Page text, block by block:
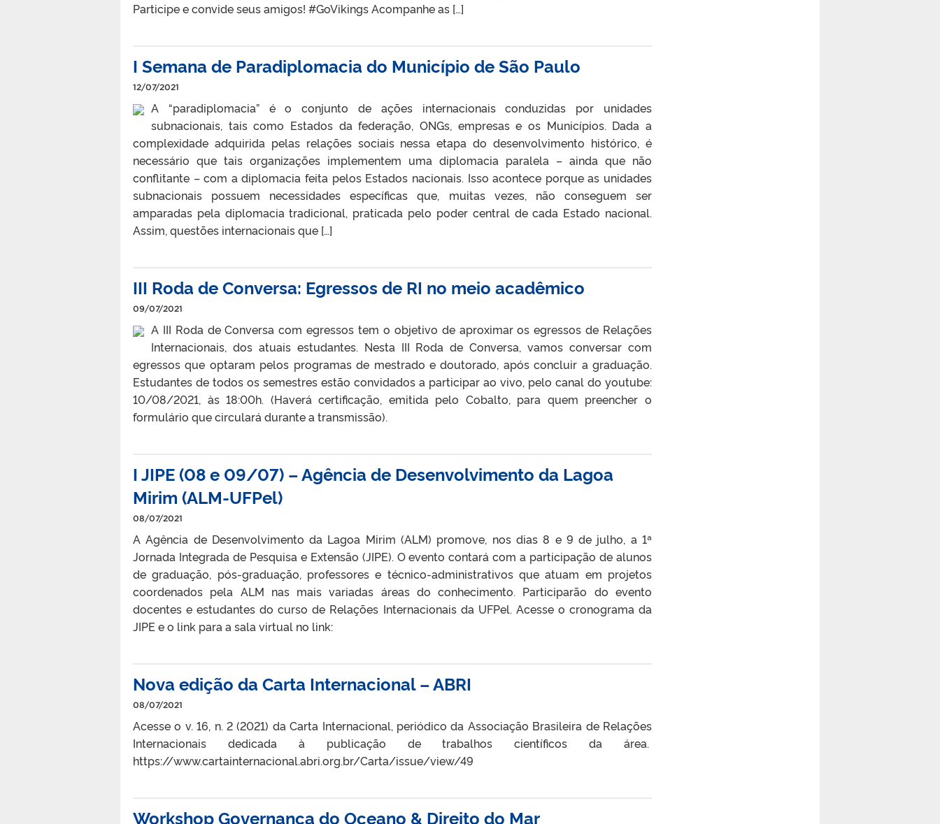
Participe e convide seus amigos! #GoVikings Acompanhe as […]
I Semana de Paradiplomacia do Município de São Paulo
12/07/2021
A “paradiplomacia” é o conjunto de ações internacionais conduzidas por unidades
subnacionais, tais como Estados da federação, ONGs, empresas e os Municípios. Dada a
complexidade adquirida pelas relações sociais nessa etapa do desenvolvimento histórico, é
necessário que tais organizações implementem uma diplomacia paralela – ainda que não
conflitante – com a diplomacia feita pelos Estados nacionais. Isso acontece porque as unidades
subnacionais possuem necessidades específicas que, muitas vezes, não conseguem ser
amparadas pela diplomacia tradicional, praticada pelo poder central de cada Estado nacional.
Assim, questões internacionais que […]
III Roda de Conversa: Egressos de RI no meio acadêmico
09/07/2021
A III Roda de Conversa com egressos tem o objetivo de aproximar os egressos de Relações
Internacionais, dos atuais estudantes. Nesta III Roda de Conversa, vamos conversar com
egressos que optaram pelos programas de mestrado e doutorado, após concluir a graduação.
Estudantes de todos os semestres estão convidados a participar ao vivo, pelo canal do youtube:
10/08/2021, às 18:00h. (Haverá certificação, emitida pelo Cobalto, para quem preencher o
formulário que circulará durante a transmissão).
I JIPE (08 e 09/07) – Agência de Desenvolvimento da Lagoa
Mirim (ALM-UFPel)
08/07/2021
A Agência de Desenvolvimento da Lagoa Mirim (ALM) promove, nos dias 8 e 9 de julho, a 1ª
Jornada Integrada de Pesquisa e Extensão (JIPE). O evento contará com a participação de alunos
de graduação, pós-graduação, professores e técnico-administrativos que atuam em projetos
coordenados pela ALM nas mais variadas áreas do conhecimento. Participarão do evento
docentes e estudantes do curso de Relações Internacionais da UFPel. Acesse o cronograma da
JIPE e o link para a sala virtual no link:
Nova edição da Carta Internacional – ABRI
08/07/2021
Acesse o v. 16, n. 2 (2021) da Carta Internacional, periódico da Associação Brasileira de Relações
Internacionais dedicada à publicação de trabalhos científicos da área.
https://www.cartainternacional.abri.org.br/Carta/issue/view/49
Workshop Governança do Oceano & Direito do Mar